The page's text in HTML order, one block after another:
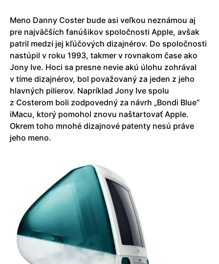
Meno Danny Coster bude asi veľkou neznámou aj
pre najväčších fanúšikov spoločnosti Apple, avšak
patril medzi jej kľúčových dizajnérov. Do spoločnosti
nastúpil v roku 1993, takmer v rovnakom čase ako
Jony Ive. Hoci sa presne nevie akú úlohu zohrával
v tíme dizajnérov, bol považovaný za jeden z jeho
hlavných pilierov. Napríklad Jony Ive spolu
z Costerom boli zodpovedný za návrh „Bondi Blue“
iMacu, ktorý pomohol znovu naštartovať Apple.
Okrem toho mnohé dizajnové patenty nesú práve
jeho meno.